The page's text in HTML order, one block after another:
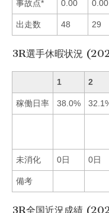
事故点* 0.00 0.00
出走数 48 29
3R選手休暇状況
1 2
稼働日率 38.0%
未消化 0日 0日
備考
3R全国近況成績